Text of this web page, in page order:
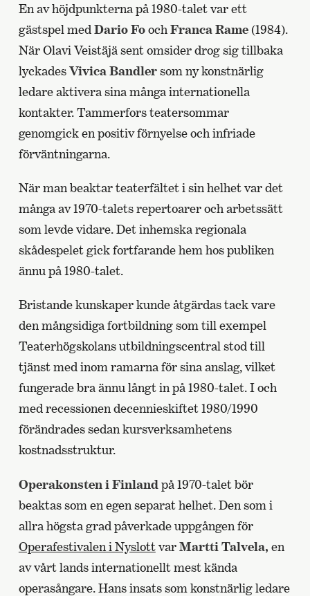
En av höjdpunkterna på 1980-talet var ett
gästspel med Dario Fooch Franca Rame(1984).
När Olavi Veistäjä sent omsider drog sig tillbaka
lyckadesVivica Bandlersom ny konstnärlig
ledare aktivera sina många internationella
kontakter. Tammerfors teatersommar
genomgick en positiv förnyelse och infriade
förväntningarna.
När man beaktar teaterfältet i sin helhet var det
många av 1970-talets repertoarer och arbetssätt
som levde vidare. Det inhemska regionala
skådespelet gick fortfarande hem hos publiken
ännu på 1980-talet.
Bristande kunskaper kunde åtgärdas tack vare
den mångsidiga fortbildning som till exempel
Teaterhögskolans utbildningscentral stod till
tjänst med inom ramarna för sina anslag, vilket
fungerade bra ännu långt in på 1980-talet. I och
med recessionen decennieskiftet 1980/1990
förändrades sedan kursverksamhetens
kostnadsstruktur.
Operakonsten i Finland på 1970-talet bör
beaktas som en egen separat helhet. Den som i
allra högsta grad påverkade uppgången för
Operafestivalen i NyslottvarMartti Talvela, en
av vårt lands internationellt mest kända
operasångare. Hans insats som konstnärlig ledare